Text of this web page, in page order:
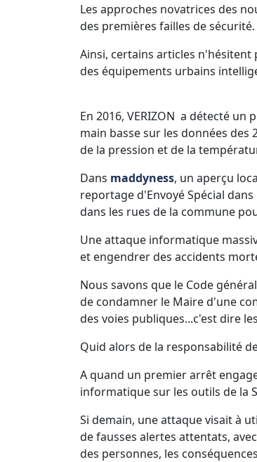
Les approches novatrices des
des premières failles de sécurité.
Ainsi, certains articles
des équipements urbains
En 2016, VERIZON a détecté
main basse sur les données
de la pression et de la
Dans maddyness, un aperçu
reportage d'Envoyé Spécial
dans les rues de la commune
Une attaque informatique
et engendrer des accidents
Nous savons que le Code
de condamner le Maire d'une
des voies publiques...c'est dire
Quid alors de la responsabilité
A quand un premier arrêt
informatique sur les outils de la
Si demain, une attaque visait à
de fausses alertes attentats,
des personnes, les